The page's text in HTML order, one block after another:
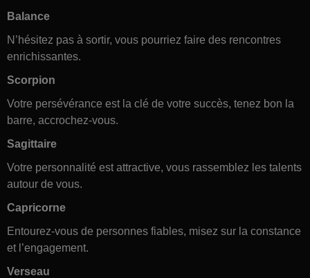
Balance
N’hésitez pas à sortir, vous pourriez faire des rencontres
enrichissantes.
Scorpion
Votre persévérance est la clé de votre succès, tenez bon la
barre, accrochez-vous.
Sagittaire
Votre personnalité est attractive, vous rassemblez les talents
autour de vous.
Capricorne
Entourez-vous de personnes fiables, misez sur la constance
et l’engagement.
Verseau